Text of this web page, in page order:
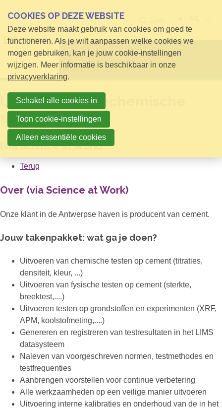
Open menu
Laborant fysicochemische
testen
(via Science at Work)
Terug
Over (via Science at Work)
Onze klant in de Antwerpse haven is producent van cement.
Jouw takenpakket: wat ga je doen?
Uitvoeren van chemische testen op cement (titraties,
densiteit, kleur, ...)
Uitvoeren van fysische testen op cement (sterkte,
breektest,....)
Uitvoeren testen op grondstoffen en experimenten (XRF,
APM, koolstofmeting,....)
Genereren en registreren van testresultaten in het LIMS
datasysteem
Naleven van voorgeschreven normen, testmethodes en
testfrequenties
Aanbrengen voorstellen voor continue verbetering
Alle werkzaamheden op een veilige manier uitvoeren
Uitvoering interne kalibraties en onderhoud van de in het
COOKIES OP DEZE WEBSITE
Deze website maakt gebruik van cookies om goed te
functioneren. Als je wilt aanpassen welke cookies we
mogen gebruiken, kan je jouw cookie-instellingen
wijzigen. Meer informatie is beschikbaar in onze
privacyverklaring.
Schakel alle cookies in
Toon cookie-instellingen
Alleen essentiële cookies